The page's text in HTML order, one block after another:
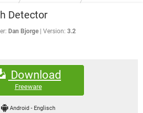
INSTAGRAM
TIKTOK
HARDWARE
STREAMING
INSTAGRAM
TIKTOK
IOS
INSTAGRAM
TIKTOK
STREAMING
Detector
Dan Bjorge Version: 3.2
Download
Freeware
Android- Englisch